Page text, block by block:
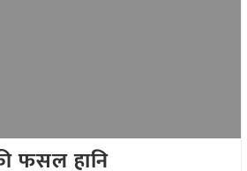
फसल हानि